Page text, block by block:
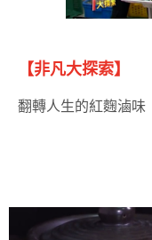
【非凡大探索】
翻轉人生的紅麴滷味